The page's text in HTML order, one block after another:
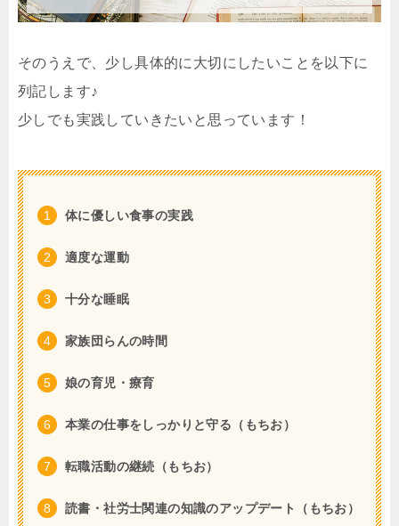
そのうえで、少し具体的に大切にしたいことを以下に
列記します♪
少しでも実践していきたいと思っています！
体に優しい食事の実践
適度な運動
十分な睡眠
家族団らんの時間
娘の育児・療育
本業の仕事をしっかりと守る（もちお）
転職活動の継続（もちお）
読書・社労士関連の知識のアップデート（もちお）